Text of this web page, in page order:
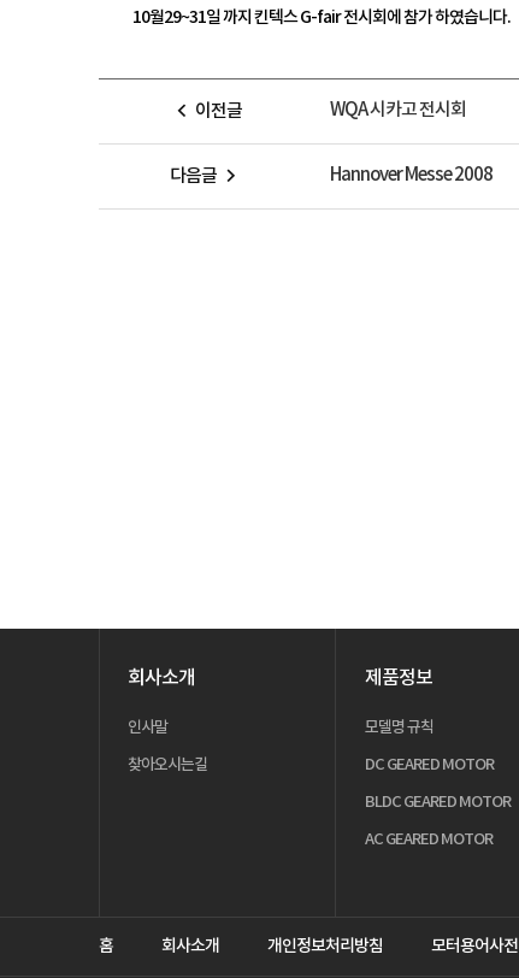
10월29~31일 까지 킨텍스 G-fair 전시회에 참가 하였습니다.
이전글 WQA 시카고 전시회
다음글 Hannover Messe 2008
회사소개
인사말
찾아오시는길
제품정보
모델명 규칙
DC GEARED MOTOR
BLDC GEARED MOTOR
AC GEARED MOTOR
홈 회사소개 개인정보처리방침 모터용어사전